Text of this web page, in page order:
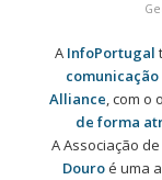
A InfoPortugal
Alliance, com o
de forma
A Associação
Douroé uma